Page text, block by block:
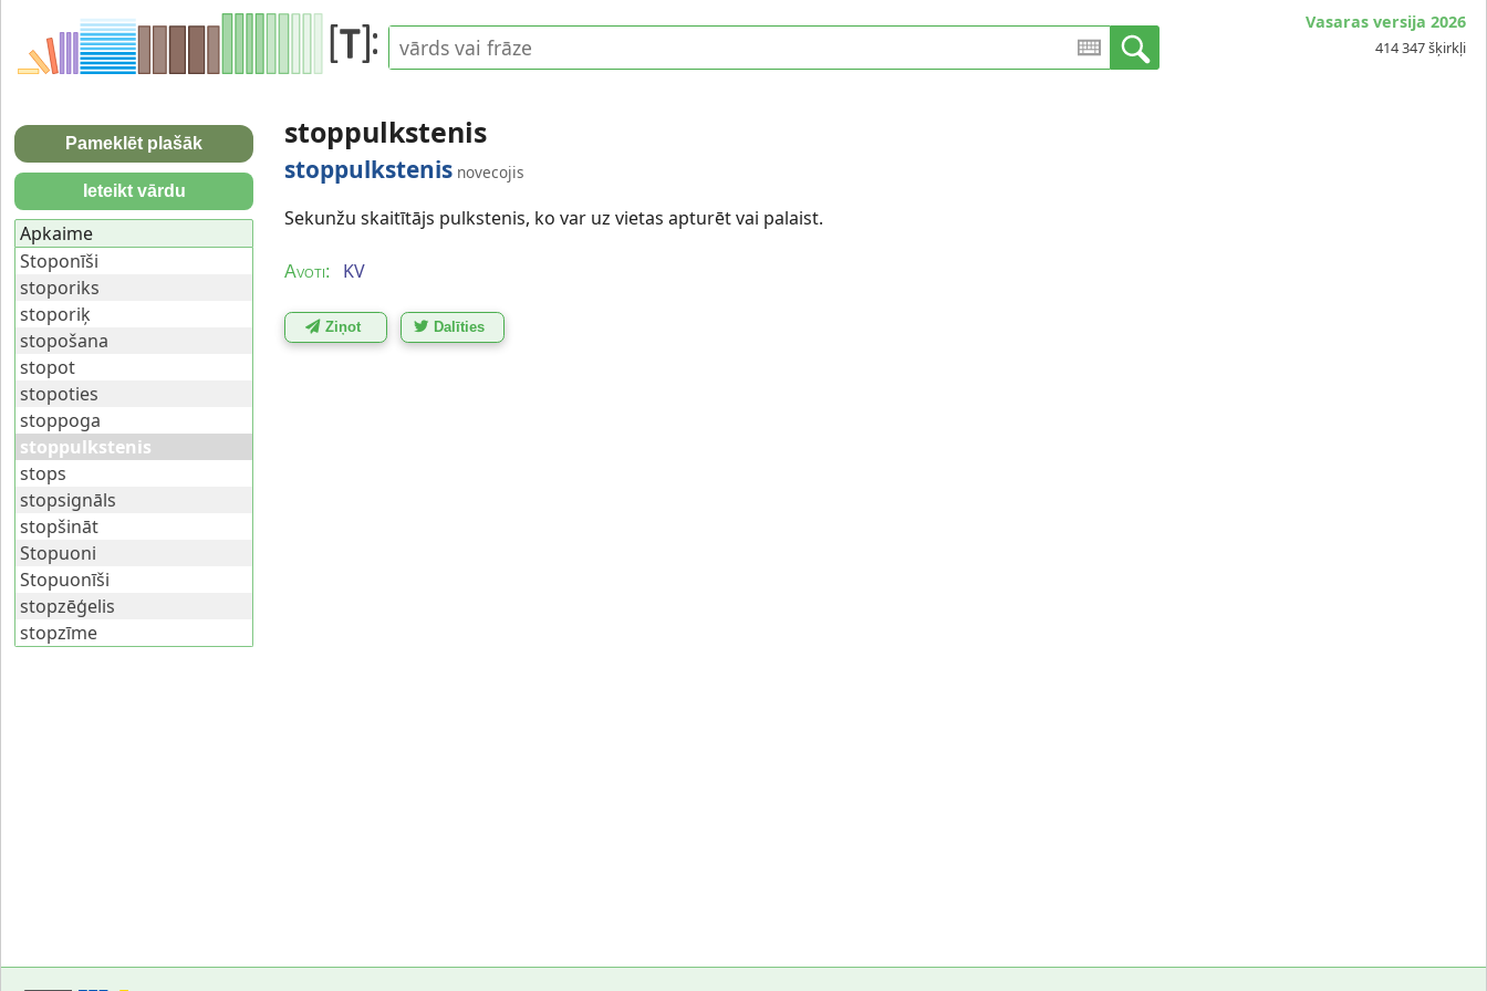
Vasaras versija 2026
414 347 šķirkļi
stoppulkstenis
stoppulkstenis novecojis
Sekunžu skaitītājs pulkstenis, ko var uz vietas apturēt vai palaist.
Avoti: KV
Ziņot Dalīties
Pameklēt plašāk
Ieteikt vārdu
Apkaime
Stoponīši
stoporiks
stoporiķ
stopošana
stopot
stopoties
stoppoga
stoppulkstenis
stops
stopsignāls
stopšināt
Stopuoni
Stopuonīši
stopzēģelis
stopzīme